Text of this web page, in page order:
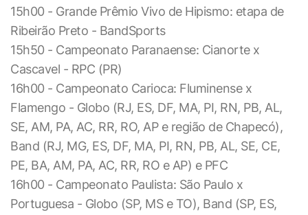
15h00 - Grande Prêmio Vivo de Hipismo: etapa de
Ribeirão Preto - BandSports
15h50 - Campeonato Paranaense: Cianorte x
Cascavel - RPC (PR)
16h00 - Campeonato Carioca: Fluminense x
Flamengo - Globo (RJ, ES, DF, MA, PI, RN, PB, AL,
SE, AM, PA, AC, RR, RO, AP e região de Chapecó),
Band (RJ, MG, ES, DF, MA, PI, RN, PB, AL, SE, CE,
PE, BA, AM, PA, AC, RR, RO e AP) e PFC
16h00 - Campeonato Paulista: São Paulo x
Portuguesa - Globo (SP, MS e TO), Band (SP, ES,